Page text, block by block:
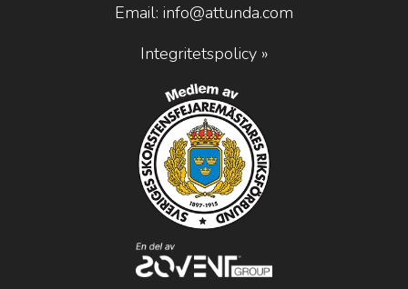
Email: info@attunda.com
Integritetspolicy »